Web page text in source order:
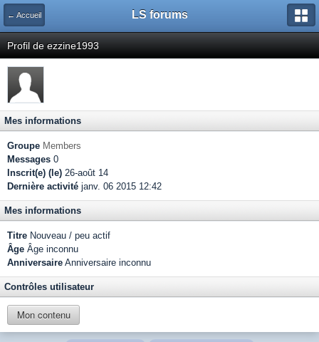
← Accueil LS forums
Profil de ezzine1993
Mes informations
Groupe Members
Messages 0
Inscrit(e) (le) 26-août 14
Dernière activité janv. 06 2015 12:42
Mes informations
Titre Nouveau / peu actif
Âge Âge inconnu
Anniversaire Anniversaire inconnu
Contrôles utilisateur
Mon contenu